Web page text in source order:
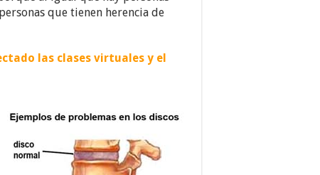
que tienen herencia de
las clases virtuales y el